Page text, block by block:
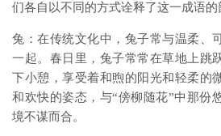
们各自以不同的方式诠释了这一成语的
兔：在传统文化中，兔子常与温柔、
一起。春日里，兔子常常在草地上跳
下小憩，享受着和煦的阳光和轻柔的
和欢快的姿态，与“傍柳随花”中那份
境不谋而合。